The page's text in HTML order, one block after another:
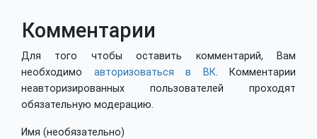
Комментарии
Для того чтобы оставить комментарий, Вам
необходимо авторизоваться в ВК. Комментарии
неавторизированных пользователей проходят
обязательную модерацию.
Имя (необязательно)